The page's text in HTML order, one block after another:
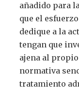
añadido para
que el
dedique a la
tengan que
ajena al
normativa
tratamiento